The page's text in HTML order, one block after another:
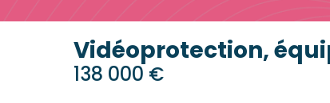
Vidéoprotection,
138 000 €